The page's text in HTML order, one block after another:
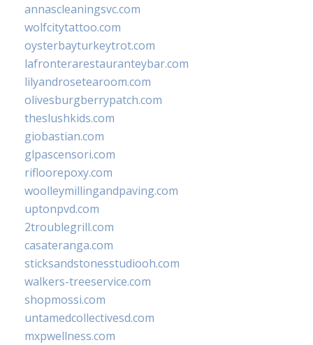
annascleaningsvc.com
wolfcitytattoo.com
oysterbayturkeytrot.com
lafronterarestauranteybar.com
lilyandrosetearoom.com
olivesburgberrypatch.com
theslushkids.com
giobastian.com
glpascensori.com
rifloorepoxy.com
woolleymillingandpaving.com
uptonpvd.com
2troublegrill.com
casateranga.com
sticksandstonesstudiooh.com
walkers-treeservice.com
shopmossi.com
untamedcollectivesd.com
mxpwellness.com